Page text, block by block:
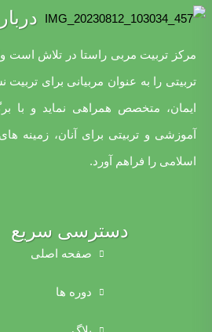
مرکز تربیت مربی راستا در تلاش است
تربیتی را به عنوان مربیانی برای
ایمان، متخصص همراهی نماید و با
آموزشی و تربیتی برای آنان، زمینه
اسلامی را فراهم آورد.
دسترسی سریع
صفحه اصلی
دوره ها